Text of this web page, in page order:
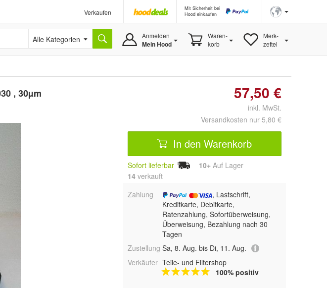
Verkaufen
Mit Sicherheit bei
Hood einkaufen
Alle Kategorien Anmelden
Mein Hood
Waren-
korb
Merk-
zettel
, 30µm 57,50 €
inkl. MwSt.
Versandkosten nur 5,80 €
In den Warenkorb
Sofort lieferbar 10+ Auf Lager
14 verkauft
Zahlung
, Lastschrift,
Kreditkarte, Debitkarte,
Ratenzahlung, Sofortüberweisung,
Überweisung, Bezahlung nach 30
Tagen
Zustellung Sa, 8. Aug. bis Di, 11. Aug.
Verkäufer Teile- und Filtershop
100% positiv